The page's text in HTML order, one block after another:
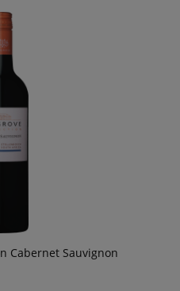
Cabernet Sauvignon